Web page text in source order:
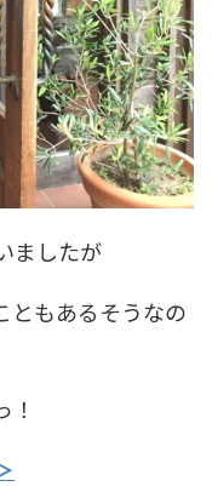
ましたが
ともあるそうなの